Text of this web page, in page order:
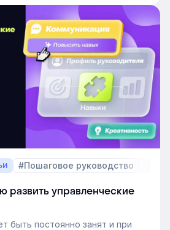
как оценивать его при найме
почему не всегда стоит
специалистов и как
внутри компании.
#Пошаговое руководство
развить управленческие
быть постоянно занят и при